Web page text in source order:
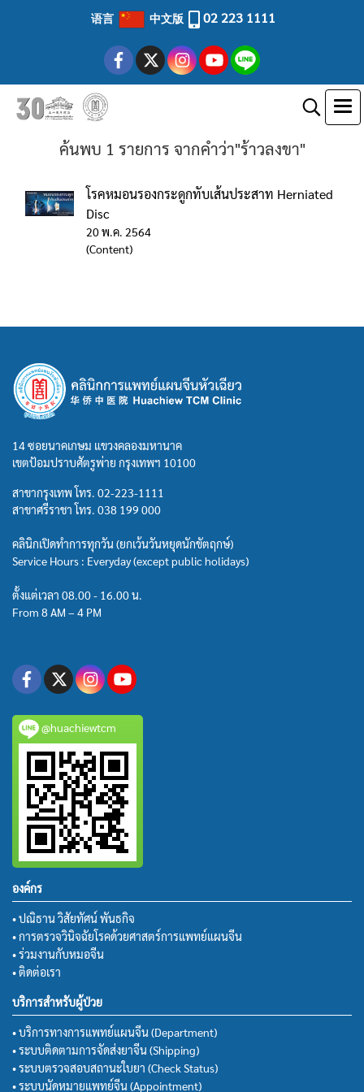
语言 中文版 02 223 1111
ค้นพบ 1 รายการ จากคำว่า"ร้าวลงขา"
โรคหมอนรองกระดูกทับเส้นประสาท Herniated
Disc
20 พ.ค. 2564
(Content)
14 ซอยนาคเกษม แขวงคลองมหานาค
เขตป้อมปราบศัตรูพ่าย กรุงเทพฯ 10100
สาขากรุงเทพ โทร. 02-223-1111
สาขาศรีราชา โทร. 038 199 000
คลินิกเปิดทำการทุกวัน (ยกเว้นวันหยุดนักขัตฤกษ์)
Service Hours : Everyday (except public holidays)
ตั้งแต่เวลา 08.00 - 16.00 น.
From 8 AM – 4 PM
@huachiewtcm
องค์กร
• ปณิธาน วิสัยทัศน์ พันธกิจ
• การตรวจวินิจฉัยโรคด้วยศาสตร์การแพทย์แผนจีน
• ร่วมงานกับหมอจีน
• ติดต่อเรา
บริการสำหรับผู้ป่วย
• บริการทางการแพทย์แผนจีน (Department)
• ระบบติดตามการจัดส่งยาจีน (Shipping)
• ระบบตรวจสอบสถานะใบยา (Check Status)
• ระบบนัดหมายแพทย์จีน (Appointment)